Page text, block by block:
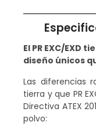
El PR EXC/
diseño únicos
Las diferencias
tierra y que PR
Directiva ATEX
polvo: